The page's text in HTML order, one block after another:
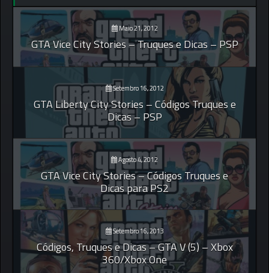
Maio 21, 2012
GTA Vice City Stories – Truques e Dicas – PSP
Setembro 16, 2012
GTA Liberty City Stories – Códigos Truques e
Dicas – PSP
Agosto 4, 2012
GTA Vice City Stories – Códigos Truques e
Dicas para PS2
Setembro 16, 2013
Códigos, Truques e Dicas – GTA V (5) – Xbox
360/Xbox One